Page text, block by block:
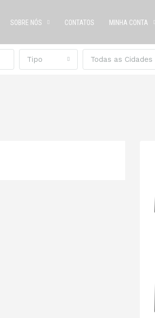
SOBRE NÓS CONTATOS MINHA CONTA
Tipo Todas as Cidades